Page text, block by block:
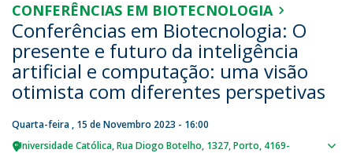
CONFERÊNCIAS EM BIOTECNOLOGIA
Conferências em Biotecnologia: O
presente e futuro da inteligência
artificial e computação: uma visão
otimista com diferentes perspetivas
Quarta-feira , 15 de Novembro 2023 - 16:00
Universidade Católica Rua Diogo Botelho, 1327 Porto 4169-